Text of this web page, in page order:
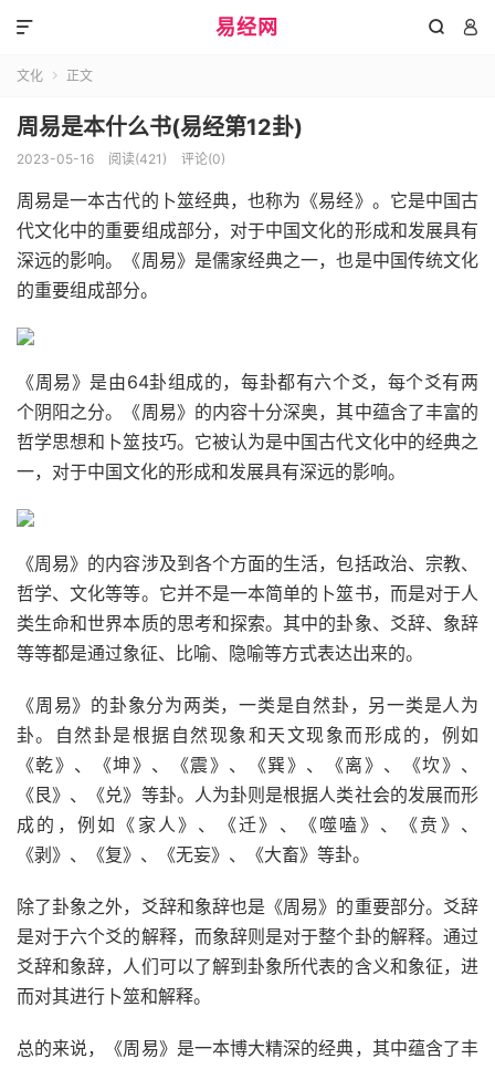
易经网  

文化  正文
周易是本什么书(易经第12卦)
2023-05-16 阅读(421) 评论(0)
周易是一本古代的卜筮经典，也称为《易经》。它是中国古
代文化中的重要组成部分，对于中国文化的形成和发展具有
深远的影响。《周易》是儒家经典之一，也是中国传统文化
的重要组成部分。
《周易》是由64卦组成的，每卦都有六个爻，每个爻有两
个阴阳之分。《周易》的内容十分深奥，其中蕴含了丰富的
哲学思想和卜筮技巧。它被认为是中国古代文化中的经典之
一，对于中国文化的形成和发展具有深远的影响。
《周易》的内容涉及到各个方面的生活，包括政治、宗教、
哲学、文化等等。它并不是一本简单的卜筮书，而是对于人
类生命和世界本质的思考和探索。其中的卦象、爻辞、象辞
等等都是通过象征、比喻、隐喻等方式表达出来的。
《周易》的卦象分为两类，一类是自然卦，另一类是人为
卦。自然卦是根据自然现象和天文现象而形成的，例如
《乾》、《坤》、《震》、《巽》、《离》、《坎》、
《艮》、《兑》等卦。人为卦则是根据人类社会的发展而形
成的，例如《家人》、《迁》、《噬嗑》、《贲》、
《剥》、《复》、《无妄》、《大畜》等卦。
除了卦象之外，爻辞和象辞也是《周易》的重要部分。爻辞
是对于六个爻的解释，而象辞则是对于整个卦的解释。通过
爻辞和象辞，人们可以了解到卦象所代表的含义和象征，进
而对其进行卜筮和解释。
总的来说，《周易》是一本博大精深的经典，其中蕴含了丰